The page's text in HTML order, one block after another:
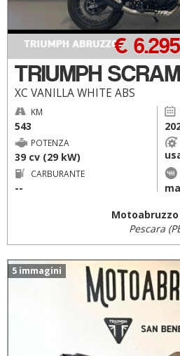
TRIUMPH
XC VANILLA WHITE ABS
€
KM
543
POTENZA
39 cv (29 kW)
CARBURANTE
--
Motoabruzzo
Pescara
5 immagini